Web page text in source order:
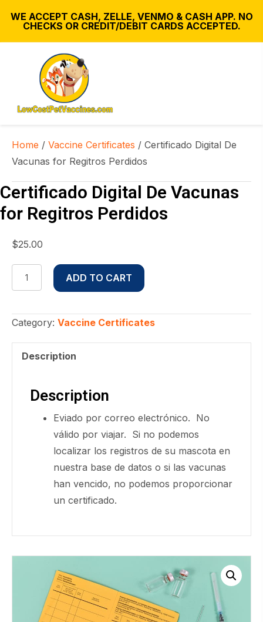
WE ACCEPT CASH, ZELLE, VENMO & CASH APP. NO
CHECKS OR CREDIT/DEBIT CARDS ACCEPTED.
Home / Vaccine Certificates / Certificado Digital De
Vacunas for Regitros Perdidos
Certificado Digital De Vacunas
for Regitros Perdidos
$25.00
Certificado
Digital
Vacunas
Regitros
quantity
ADD TO CART
Category: Vaccine Certificates
Description
Description
Eviado por correo electrónico. No
válido por viajar. Si no podemos
localizar los registros de su mascota en
nuestra base de datos o si las vacunas
han vencido, no podemos proporcionar
un certificado.